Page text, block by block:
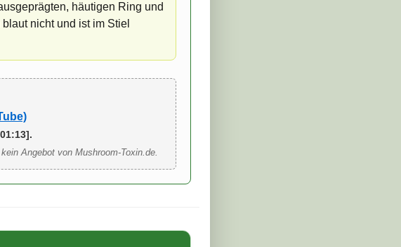
häutigen Ring und
nicht und ist im Stiel
Angebot von Mushroom-Toxin.de.